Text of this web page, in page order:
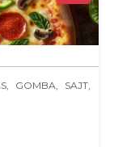
GOMBA, SAJT,